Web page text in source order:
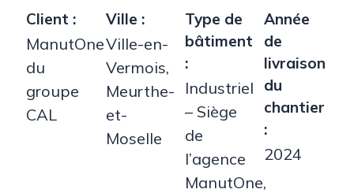
Client :
ManutOne
du
groupe
CAL
Ville :
Ville-en-
Vermois,
Meurthe-
et-
Moselle
Type de
bâtiment
:
Industriel
– Siège
de
l’agence
ManutOne,
Année
de
livraison
du
chantier
:
2024